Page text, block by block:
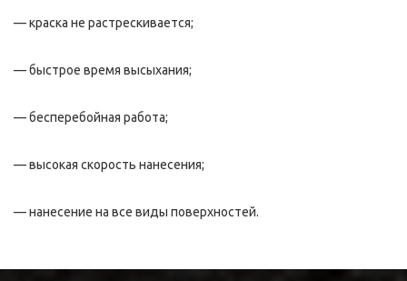
— краска не растрескивается;
— быстрое время высыхания;
— бесперебойная работа;
— высокая скорость нанесения;
— нанесение на все виды поверхностей.